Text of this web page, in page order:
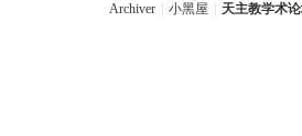
Archiver 小黑屋 天主教学术